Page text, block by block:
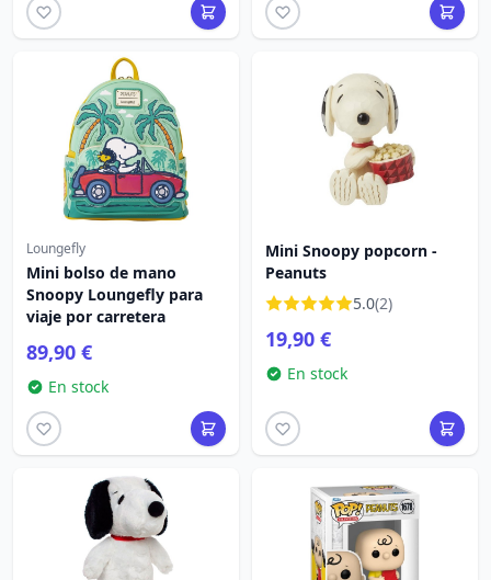
Loungefly
Mini bolso de mano
Snoopy Loungefly para
viaje por carretera
89,90 €
En stock
Mini Snoopy popcorn -
Peanuts
5.0(2)
19,90 €
En stock